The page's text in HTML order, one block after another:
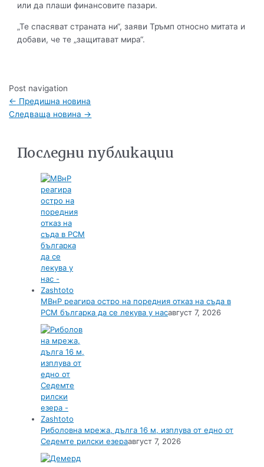
или да плаши финансовите пазари.
„Те спасяват страната ни“, заяви Тръмп относно митата и
добави, че те „защитават мира“.
Post navigation
← Предишна новина
Следваща новина →
Последни публикации
МВнР реагира остро на поредния отказ на съда в
РСМ българка да се лекува у насавгуст 7, 2026
Риболовна мрежа, дълга 16 м, изплува от едно от
Седемте рилски езераавгуст 7, 2026